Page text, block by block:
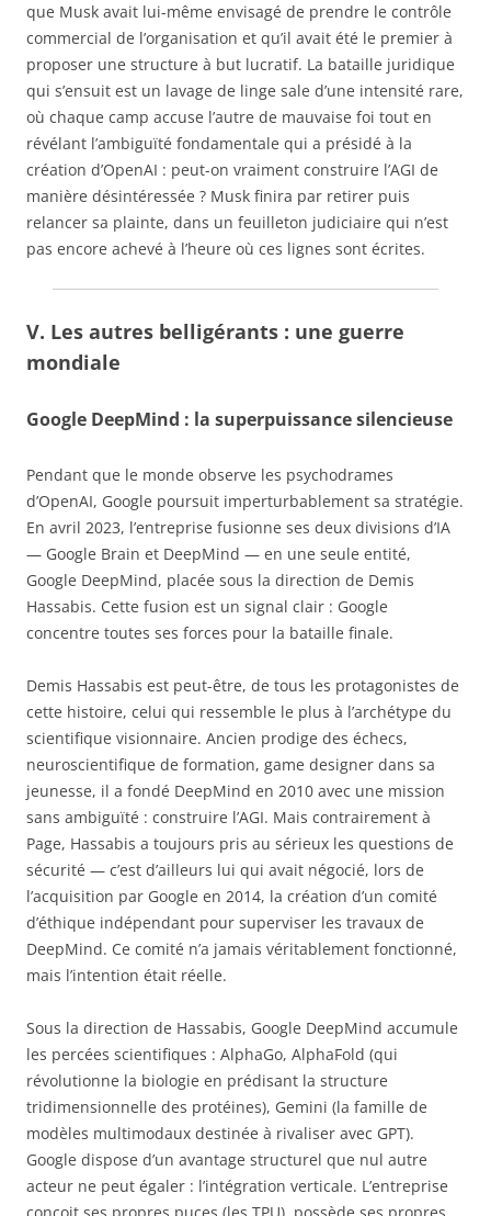
que Musk avait lui-même envisagé de prendre le contrôle
commercial de l’organisation et qu’il avait été le premier à
proposer une structure à but lucratif. La bataille juridique
qui s’ensuit est un lavage de linge sale d’une intensité rare,
où chaque camp accuse l’autre de mauvaise foi tout en
révélant l’ambiguïté fondamentale qui a présidé à la
création d’OpenAI : peut-on vraiment construire l’AGI de
manière désintéressée ? Musk finira par retirer puis
relancer sa plainte, dans un feuilleton judiciaire qui n’est
pas encore achevé à l’heure où ces lignes sont écrites.
V. Les autres belligérants : une guerre
mondiale
Google DeepMind : la superpuissance silencieuse
Pendant que le monde observe les psychodrames
d’OpenAI, Google poursuit imperturbablement sa stratégie.
En avril 2023, l’entreprise fusionne ses deux divisions d’IA
— Google Brain et DeepMind — en une seule entité,
Google DeepMind, placée sous la direction de Demis
Hassabis. Cette fusion est un signal clair : Google
concentre toutes ses forces pour la bataille finale.
Demis Hassabis est peut-être, de tous les protagonistes de
cette histoire, celui qui ressemble le plus à l’archétype du
scientifique visionnaire. Ancien prodige des échecs,
neuroscientifique de formation, game designer dans sa
jeunesse, il a fondé DeepMind en 2010 avec une mission
sans ambiguïté : construire l’AGI. Mais contrairement à
Page, Hassabis a toujours pris au sérieux les questions de
sécurité — c’est d’ailleurs lui qui avait négocié, lors de
l’acquisition par Google en 2014, la création d’un comité
d’éthique indépendant pour superviser les travaux de
DeepMind. Ce comité n’a jamais véritablement fonctionné,
mais l’intention était réelle.
Sous la direction de Hassabis, Google DeepMind accumule
les percées scientifiques : AlphaGo, AlphaFold (qui
révolutionne la biologie en prédisant la structure
tridimensionnelle des protéines), Gemini (la famille de
modèles multimodaux destinée à rivaliser avec GPT).
Google dispose d’un avantage structurel que nul autre
acteur ne peut égaler : l’intégration verticale. L’entreprise